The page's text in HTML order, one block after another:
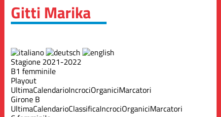
Gitti Marika
Stagione 2021-2022
B1 femminile
Playout
UltimaCalendarioIncrociOrganiciMarcatori
Girone B
UltimaCalendarioClassificaIncrociOrganiciMarcatori